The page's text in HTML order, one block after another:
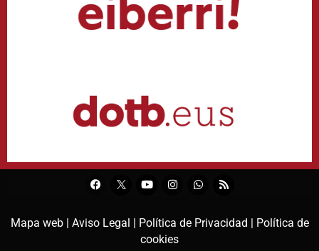
Mapa web | Aviso Legal | Política de Privacidad | Política de
cookies